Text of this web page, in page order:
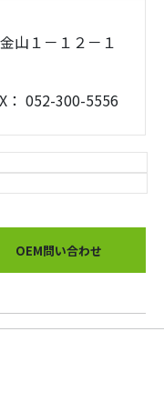
山１－１２－１
： 052-300-5556
OEM問い合わせ